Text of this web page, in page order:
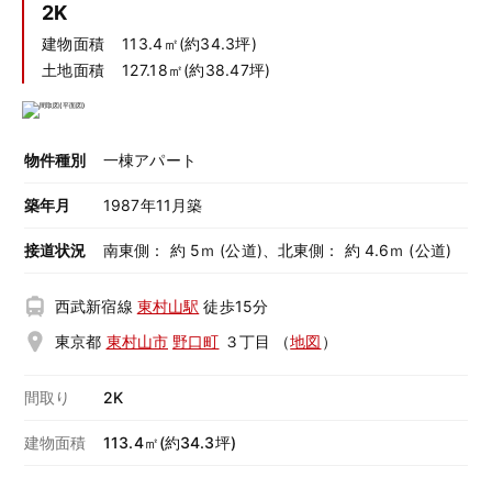
2K
建物面積
113.4㎡(約34.3坪)
土地面積
127.18㎡(約38.47坪)
物件種別 一棟アパート
築年月 1987年11月築
接道状況 南東側： 約 5ｍ (公道)、北東側： 約 4.6ｍ (公道)
西武新宿線 東村山駅 徒歩15分
東京都 東村山市 野口町 ３丁目 （地図 ）
間取り 2K
建物面積 113.4㎡(約34.3坪)